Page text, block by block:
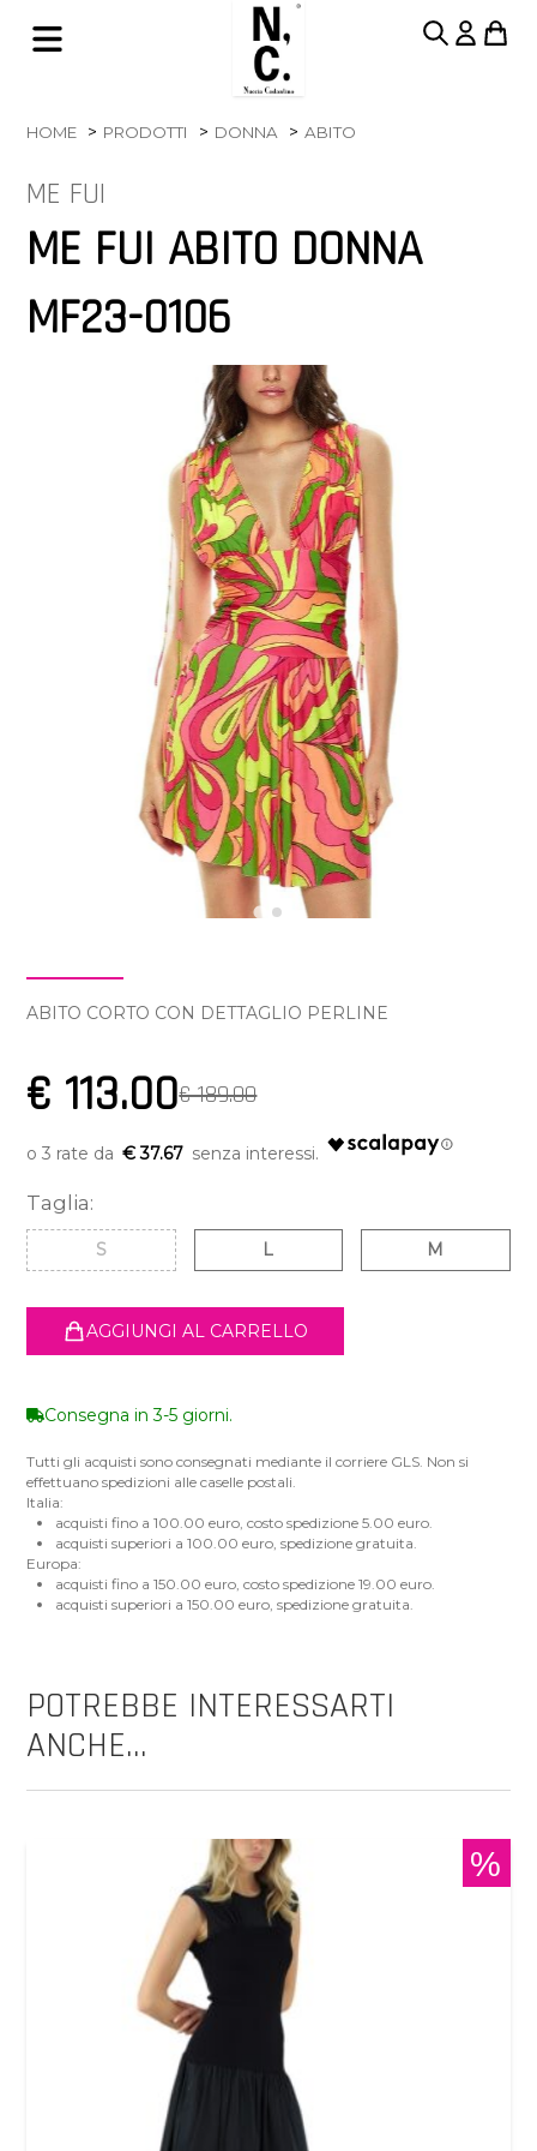
HOME PRODOTTI DONNA ABITO
ME FUI
ME FUI ABITO DONNA
MF23-0106
ABITO CORTO CON DETTAGLIO PERLINE
€ 113.00€ 189.00
€ 37.67
Taglia:
S L M
AGGIUNGI AL CARRELLO
Consegna in 3-5 giorni.
Tutti gli acquisti sono consegnati mediante il corriere GLS. Non si
effettuano spedizioni alle caselle postali.
Italia:
acquisti fino a 100.00 euro, costo spedizione 5.00 euro.
acquisti superiori a 100.00 euro, spedizione gratuita.
Europa:
acquisti fino a 150.00 euro, costo spedizione 19.00 euro.
acquisti superiori a 150.00 euro, spedizione gratuita.
POTREBBE INTERESSARTI
ANCHE...
%